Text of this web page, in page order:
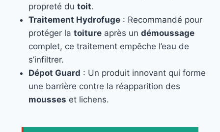
propreté du toit.
Traitement Hydrofuge : Recommandé pour
protéger la toiture après un démoussage
complet, ce traitement empêche l’eau de
s’infiltrer.
Dépot Guard : Un produit innovant qui forme
une barrière contre la réapparition des
mousses et lichens.